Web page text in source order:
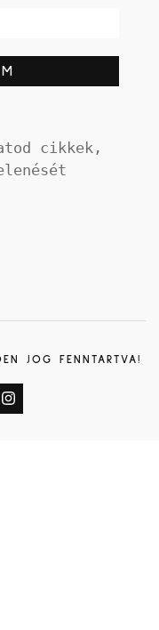
cikkek,
JOG FENNTARTVA!